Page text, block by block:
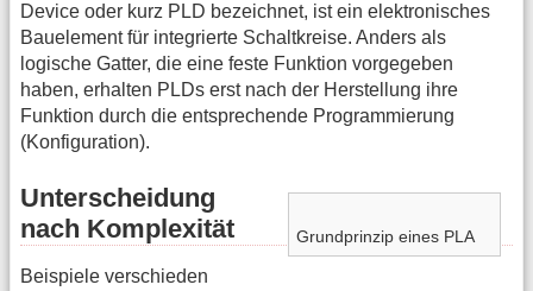
Device oder kurz PLD bezeichnet, ist ein elektronisches
Bauelement für integrierte Schaltkreise. Anders als
logische Gatter, die eine feste Funktion vorgegeben
haben, erhalten PLDs erst nach der Herstellung ihre
Funktion durch die entsprechende Programmierung
(Konfiguration).
Grundprinzip eines PLA
Unterscheidung
nach Komplexität
Beispiele verschieden